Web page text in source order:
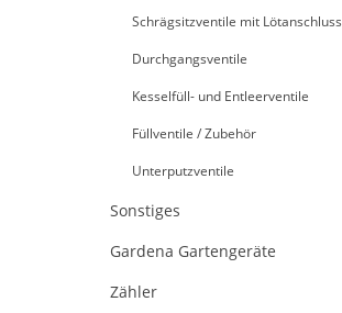
Schrägsitzventile mit Lötanschluss
Durchgangsventile
Kesselfüll- und Entleerventile
Füllventile / Zubehör
Unterputzventile
Sonstiges
Gardena Gartengeräte
Zähler